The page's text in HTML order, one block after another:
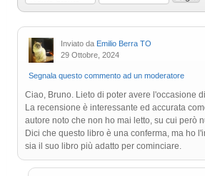
Inviato da Emilio Berra TO
29 Ottobre, 2024
Segnala questo commento ad un moderatore
Ciao, Bruno. Lieto di poter avere l'occasione
La recensione è interessante ed accurata
autore noto che non ho mai letto, su cui però
Dici che questo libro è una conferma, ma ho
sia il suo libro più adatto per cominciare.